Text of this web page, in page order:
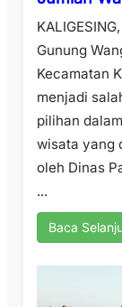
Gunung
Kecamatan
menjadi
pilihan
wisata yang
oleh Dinas
...
Baca